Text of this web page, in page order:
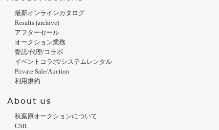
最新オンラインカタログ
Results (archive)
アフターセール
オークション業務
委託/代理/コラボ
イベントコラボ/システムレンタル
Private Sale/Auction
利用規約
About us
秋葉原オークションについて
CSR